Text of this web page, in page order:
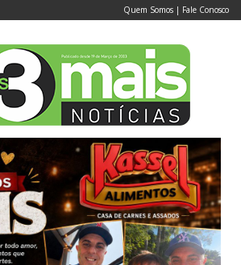
Quem Somos | Fale Conosco